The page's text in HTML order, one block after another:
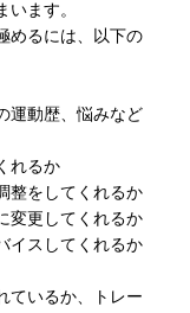
ます。
めるには、以下の
運動歴、悩みなど
れるか
整をしてくれるか
変更してくれるか
イスしてくれるか
ているか、トレー